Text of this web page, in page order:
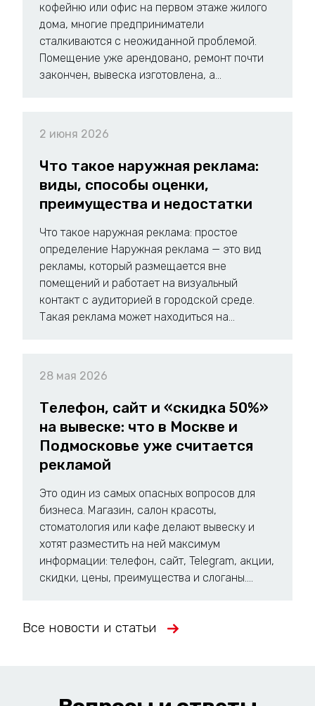
кофейню или офис на первом этаже жилого
дома, многие предприниматели
сталкиваются с неожиданной проблемой.
Помещение уже арендовано, ремонт почти
закончен, вывеска изготовлена, а...
2 июня 2026
Что такое наружная реклама:
виды, способы оценки,
преимущества и недостатки
Что такое наружная реклама: простое
определение Наружная реклама — это вид
рекламы, который размещается вне
помещений и работает на визуальный
контакт с аудиторией в городской среде.
Такая реклама может находиться на...
28 мая 2026
Телефон, сайт и «скидка 50%»
на вывеске: что в Москве и
Подмосковье уже считается
рекламой
Это один из самых опасных вопросов для
бизнеса. Магазин, салон красоты,
стоматология или кафе делают вывеску и
хотят разместить на ней максимум
информации: телефон, сайт, Telegram, акции,
скидки, цены, преимущества и слоганы....
Все новости и статьи